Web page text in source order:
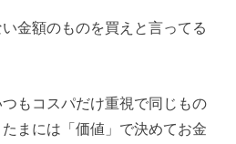
金額のものを買えと言ってる
もコスパだけ重視で同じもの
まには「価値」で決めてお金